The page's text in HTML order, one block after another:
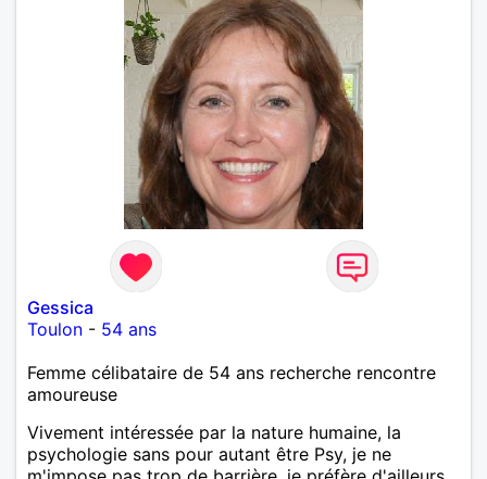
Gessica
Toulon - 54 ans
Femme célibataire de 54 ans recherche rencontre
amoureuse
Vivement intéressée par la nature humaine, la
psychologie sans pour autant être Psy, je ne